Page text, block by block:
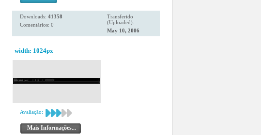
Downloads: 41358
Comentários: 0
Transferido
(Uploaded):
May 10, 2006
width: 1024px
Avaliação:
Mais Informações...